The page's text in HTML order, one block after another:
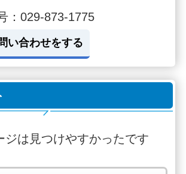
：029-873-1775
い合わせをする
ジは見つけやすかったです